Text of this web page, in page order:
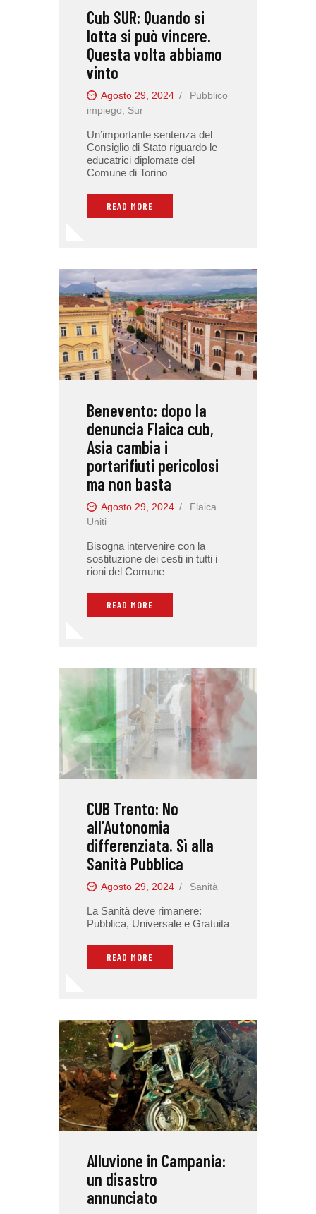
Cub SUR: Quando si
lotta si può vincere.
Questa volta abbiamo
vinto
Agosto 29, 2024
Pubblico
impiego
Sur
Un’importante sentenza del
Consiglio di Stato riguardo le
educatrici diplomate del
Comune di Torino
READ MORE
Benevento: dopo la
denuncia Flaica cub,
Asia cambia i
portarifiuti pericolosi
ma non basta
Agosto 29, 2024
Flaica
Uniti
Bisogna intervenire con la
sostituzione dei cesti in tutti i
rioni del Comune
READ MORE
CUB Trento: No
all’Autonomia
differenziata. Sì alla
Sanità Pubblica
Agosto 29, 2024 Sanità
La Sanità deve rimanere:
Pubblica, Universale e Gratuita
READ MORE
Alluvione in Campania:
un disastro
annunciato